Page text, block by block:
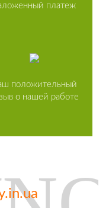
платеж
положительный
о нашей работе